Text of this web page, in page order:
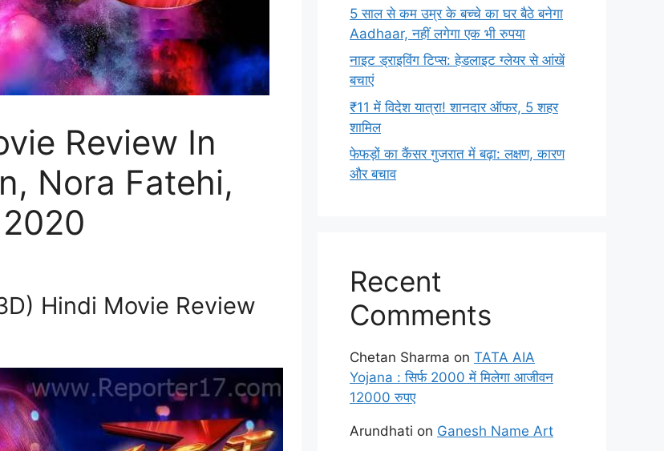
Review In
Nora Fatehi,
Hindi Movie Review
5 साल से कम उम्र के बच्चे का घर बैठे बनेगा
Aadhaar, नहीं लगेगा एक भी रुपया
नाइट ड्राइविंग टिप्स: हेडलाइट ग्लेयर से आंखें
बचाएं
₹11 में विदेश यात्रा! शानदार ऑफर, 5 शहर
शामिल
फेफड़ों का कैंसर गुजरात में बढ़ा: लक्षण, कारण
और बचाव
Recent
Comments
Chetan Sharma on TATA AIA
Yojana : सिर्फ 2000 में मिलेगा आजीवन
12000 रुपए
Arundhati on Ganesh Name Art